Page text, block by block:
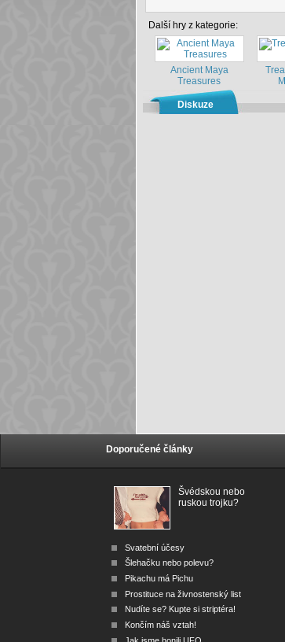
Další hry z kategorie:
Ancient Maya
Treasures
Diskuze
Doporučené články
Švédskou nebo
ruskou trojku?
Svatební účesy
Šlehačku nebo polevu?
Pikachu má Pichu
Prostituce na živnostenský list
Nudíte se? Kupte si striptéra!
Končím náš vztah!
Jak jsme honili UFO